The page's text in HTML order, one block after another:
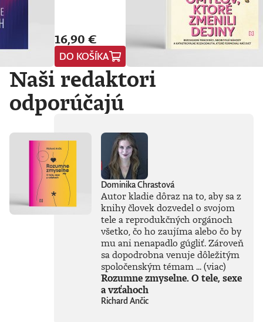
všetko, čo sme si o
nej doteraz mysleli.
Vyvádza umelú
inteligenciu z prísne
strážených
počítačových
laboratórií
technologických
nášho
každodenného
života. Od príchodu
systému ChatGPT
zaplavila verejnosť
vlna záujmu o AI,
no zároveň
zavládol zmätok.
Čo vlastne umelá
inteligencia dokáže
a kde sú jej limity?
Čo nás ešte len
čaká? Je pre ľudstvo
spásou alebo
hrozbou? Susskind
16,90 €
DO KOŠÍKA
Naši redaktori
odporúčajú
Dominika Chrastová
Autor kladie dôraz na to, aby sa z
knihy človek dozvedel o svojom
tele a reprodukčných orgánoch
všetko, čo ho zaujíma alebo čo by
mu ani nenapadlo gúgliť. Zároveň
sa dopodrobna venuje dôležitým
spoločenským témam ...(viac)
Rozumne zmyselne. O tele, sexe
a vzťahoch
Richard Ančic